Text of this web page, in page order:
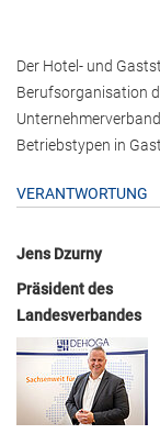
Der Hotel- und
Berufsorganisation
Betriebstypen in
VERANTWORTUNG
Jens Dzurny
Präsident des
Landesverbandes